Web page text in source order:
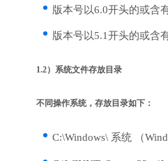
版本号以6.0开头的或含
版本号以5.1开头的或含
1.2）系统文件存放目录
不同操作系统，存放目录如下：
C:\Windows\ 系统 （